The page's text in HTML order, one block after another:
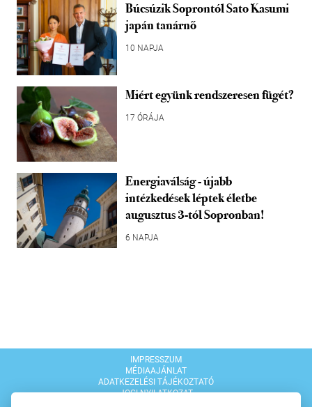
Búcsúzik Soprontól Sato Kasumi
japán tanárnő
10 NAPJA
Miért együnk rendszeresen fügét?
17 ÓRÁJA
Energiaválság - újabb
intézkedések léptek életbe
augusztus 3-tól Sopronban!
6 NAPJA
IMPRESSZUM
MÉDIAAJÁNLAT
ADATKEZELÉSI TÁJÉKOZTATÓ
JOGI NYILATKOZAT